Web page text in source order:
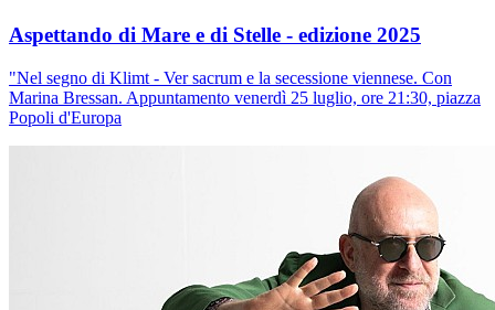
Aspettando di Mare e di Stelle - edizione 2025
"Nel segno di Klimt - Ver sacrum e la secessione viennese. Con
Marina Bressan. Appuntamento venerdì 25 luglio, ore 21:30, piazza
Popoli d'Europa